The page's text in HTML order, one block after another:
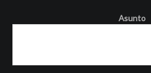
Asunto